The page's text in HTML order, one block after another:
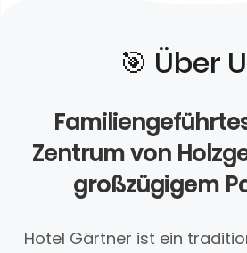
🎯️ Über
Zentrum von
großzügigem
Hotel Gärtner ist ein